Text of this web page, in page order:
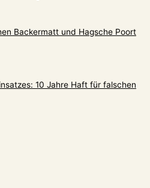
Backermatt und Hagsche Poort
10 Jahre Haft für falschen